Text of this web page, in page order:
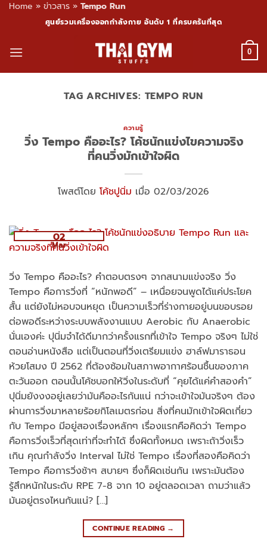
Home » ข่าวสาร » Tempo Run
content
ศูนย์รวมเครื่องออกกำลังกาย อันดับ 1 ที่ครบครันที่สุด
0
TAG ARCHIVES: TEMPO RUN
ความรู้
วิ่ง Tempo คืออะไร? โค้ชนักแข่งไขความจริง
ที่คนวิ่งมักเข้าใจผิด
โพสต์โดย โค้ชปูนิ่ม เมื่อ 02/03/2026
02
Mar
วิ่ง Tempo คืออะไร? คำตอบตรงๆ จากสนามแข่งจริง วิ่ง
Tempo คือการวิ่งที่ “หนักพอดี” – เหนื่อยจนพูดได้แค่ประโยค
สั้น แต่ยังไม่หอบจนหยุด เป็นความเร็วที่ร่างกายอยู่บนขอบรอย
ต่อพอดีระหว่างระบบพลังงานแบบ Aerobic กับ Anaerobic
นั่นเองค่ะ ปุนิ่มจำได้ดีมากว่าครั้งแรกที่เข้าใจ Tempo จริงๆ ไม่ใช่
ตอนอ่านหนังสือ แต่เป็นตอนที่วิ่งเตรียมแข่ง ฮาล์ฟมาราธอน
ห้วยโสมง ปี 2562 ที่ต้องซ้อมในสภาพอากาศร้อนชื้นของภาค
ตะวันออก ตอนนั้นโค้ชบอกให้วิ่งในระดับที่ “คุยได้แค่คำสองคำ”
ปุนิ่มยังงงอยู่เลยว่ามันคืออะไรกันแน่ กว่าจะเข้าใจมันจริงๆ ต้อง
ผ่านการวิ่งมาหลายร้อยกิโลเมตรก่อน สิ่งที่คนมักเข้าใจผิดเกี่ยว
กับ Tempo มีอยู่สองเรื่องหลักๆ เรื่องแรกคือคิดว่า Tempo
คือการวิ่งเร็วที่สุดเท่าที่จะทำได้ ซึ่งผิดทั้งหมด เพราะถ้าวิ่งเร็ว
เกิน คุณกำลังวิ่ง Interval ไม่ใช่ Tempo เรื่องที่สองคือคิดว่า
Tempo คือการวิ่งช้าๆ สบายๆ ซึ่งก็ผิดเช่นกัน เพราะมันต้อง
รู้สึกหนักในระดับ RPE 7-8 จาก 10 อยู่ตลอดเวลา ถามว่าแล้ว
มันอยู่ตรงไหนกันแน่? […]
CONTINUE READING →